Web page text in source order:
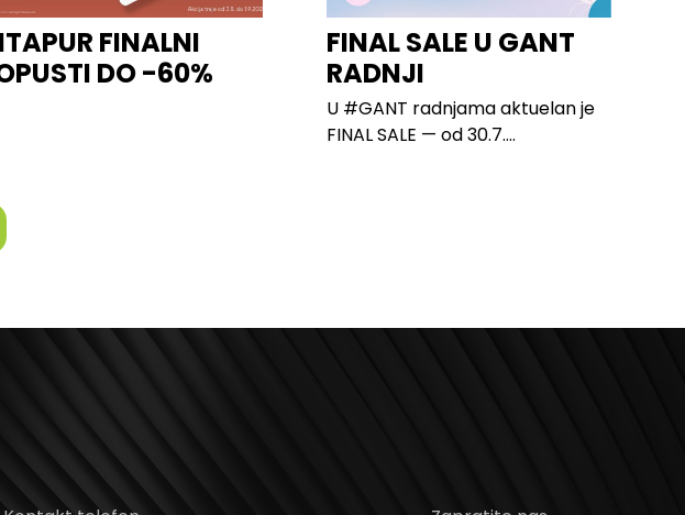
FINALNI
DO -60%
FINAL SALE U GANT
RADNJI
U #GANT radnjama aktuelan je
FINAL SALE — od 30.7....